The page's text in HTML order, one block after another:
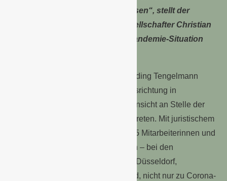
Maßstäben werden messen müssen“, stellt der
alleinige geschäftsführende Gesellschafter Christian
Haub mit Blick auf die aktuelle Pandemie-Situation
Zum Jahresbeginn ist die neue Holding Tengelmann
Twenty-One KG mit veränderter Ausrichtung in
strategischer und internationaler Hinsicht an Stelle der
bisherigen Holdingorganisation getreten. Mit juristischem
Sitz in Mülheim arbeiten die rund 35 Mitarbeiterinnen und
Mitarbeiter in Form von Netzwerken – bei den
Beteiligungen, aus Projektbüros in Düsseldorf,
Greenwich / USA und München und, nicht nur zu Corona-